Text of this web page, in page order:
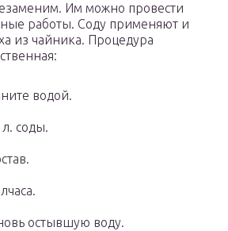
Им можно провести
работы. Соду применяют и
из чайника. Процедура
водой.
л. соды.
остывшую воду.